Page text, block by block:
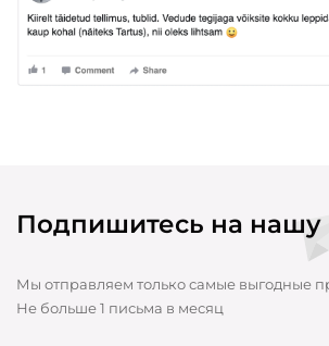
Подпишитесь на нашу
Мы отправляем только самые выгодные
Не больше 1 письма в месяц